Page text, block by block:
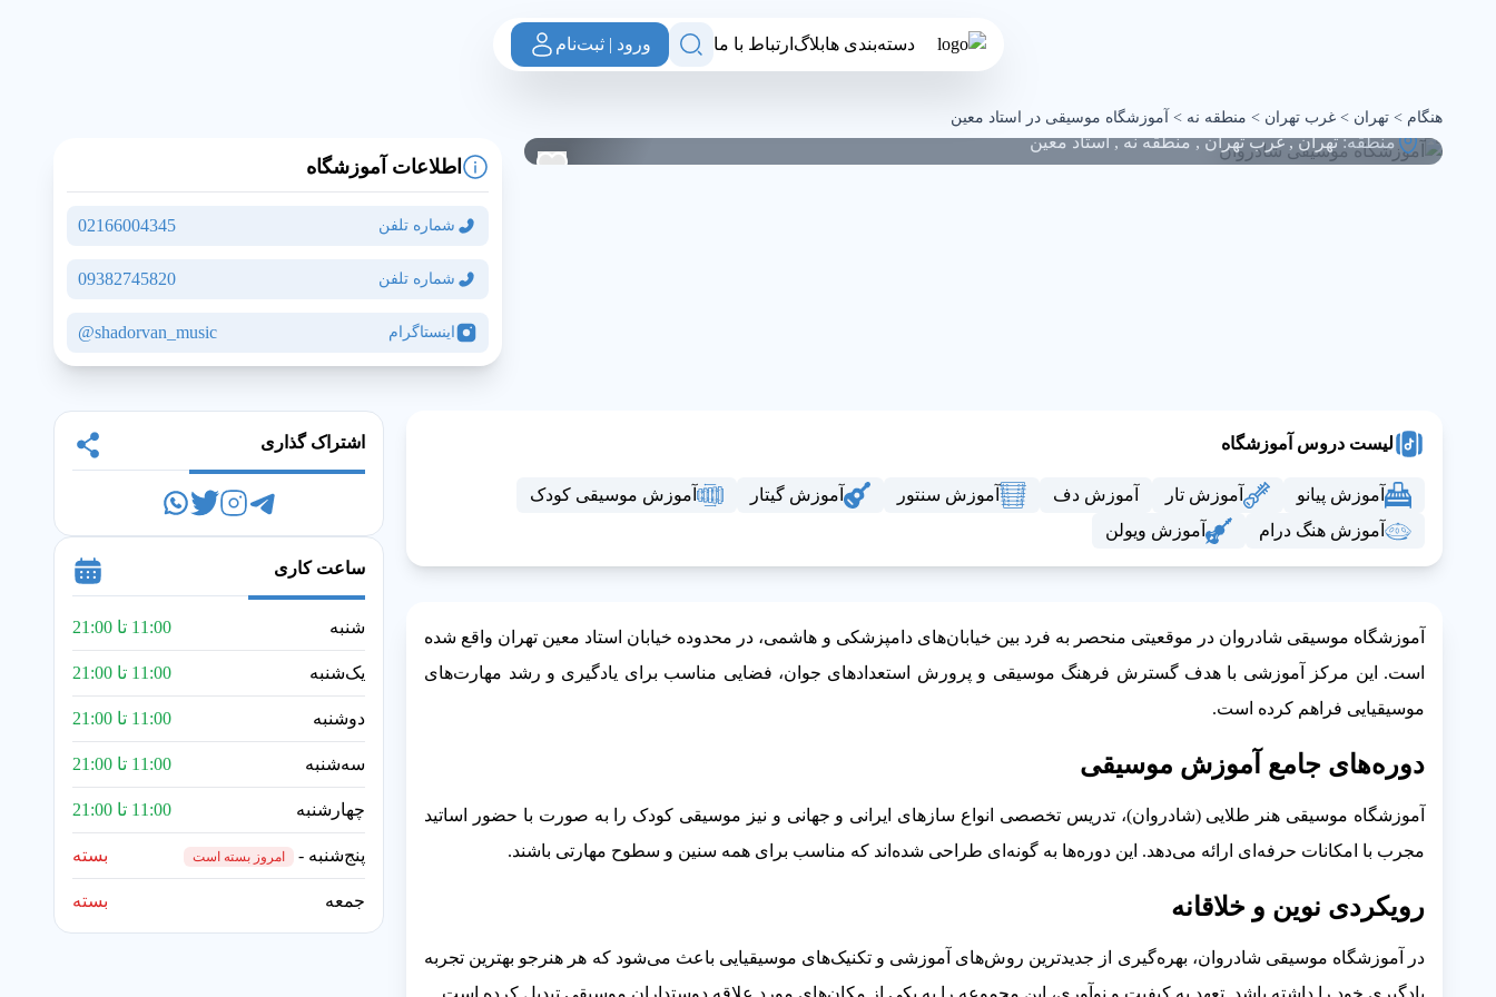
دسته‌بندی هابلاگ ارتباط با ما ورود | ثبت‌نام
هنگام > تهران > غرب تهران > منطقه نه > آموزشگاه موسیقی در استاد معین
منطقه: تهران,غرب تهران,منطقه نه,استاد معین
اطلاعات آموزشگاه
شماره تلفن 02166004345
شماره تلفن 09382745820
اینستاگرام shadorvan_music@
لیست دروس آموزشگاه
آموزش پیانو آموزش تار آموزش دف آموزش سنتور آموزش گیتار
آموزش موسیقی کودک
آموزش هنگ درام
آموزش ویولن
آموزشگاه موسیقی شادروان در موقعیتی منحصر به فرد بین خیابان‌های دامپزشکی و هاشمی، در محدوده خیابان استاد معین تهران واقع شده
است. این مرکز آموزشی با هدف گسترش فرهنگ موسیقی و پرورش استعدادهای جوان، فضایی مناسب برای یادگیری و رشد مهارت‌های
موسیقیایی فراهم کرده است.
دوره‌های جامع آموزش موسیقی
آموزشگاه موسیقی هنر طلایی (شادروان)، تدریس تخصصی انواع سازهای ایرانی و جهانی و نیز موسیقی کودک را به صورت با حضور اساتید
مجرب با امکانات حرفه‌ای ارائه می‌دهد. این دوره‌ها به گونه‌ای طراحی شده‌اند که مناسب برای همه سنین و سطوح مهارتی باشند.
رویکردی نوین و خلاقانه
در آموزشگاه موسیقی شادروان، بهره‌گیری از جدیدترین روش‌های آموزشی و تکنیک‌های موسیقیایی باعث می‌شود که هر هنرجو بهترین تجربه
یادگیری خود را داشته باشد. تعهد به کیفیت و نوآوری، این مجموعه را به یکی از مکان‌های مورد علاقه دوستداران موسیقی تبدیل کرده است.
اشتراک گذاری
ساعت کاری
شنبه 11:00 تا 21:00
یک‌شنبه 11:00 تا 21:00
دوشنبه 11:00 تا 21:00
سه‌شنبه 11:00 تا 21:00
چهارشنبه 11:00 تا 21:00
پنج‌شنبه - امروز بسته است بسته
جمعه بسته